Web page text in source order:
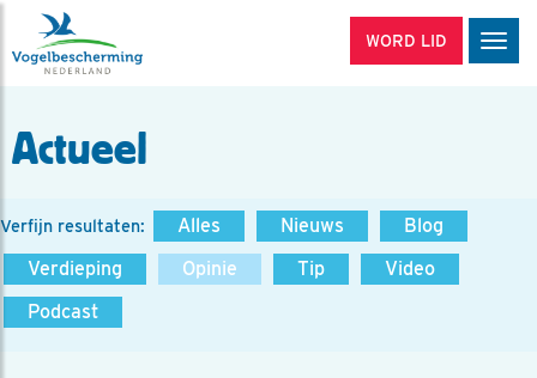
WORD LID
Actueel
Verfijn resultaten: Alles Nieuws
Blog
Verdieping
Opinie Tip
Video
Podcast